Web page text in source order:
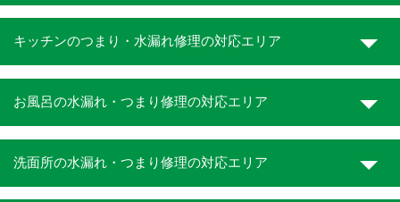
キッチンのつまり・水漏れ修理の対応エリア
お風呂の水漏れ・つまり修理の対応エリア
洗面所の水漏れ・つまり修理の対応エリア